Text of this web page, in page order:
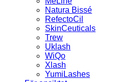
Natura Bissé
RefectoCil
SkinCeuticals
Trew
Uklash
WiQo
Xlash
YumiLashes